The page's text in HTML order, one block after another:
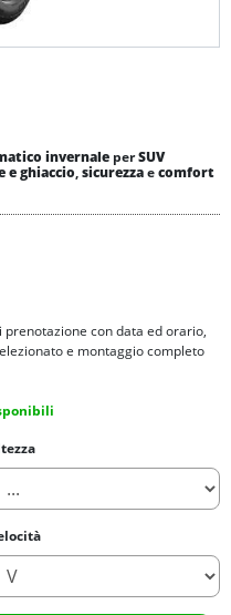
invernale perSUV
e ghiaccio,sicurezzaecomfort
con data ed orario,
e montaggio completo